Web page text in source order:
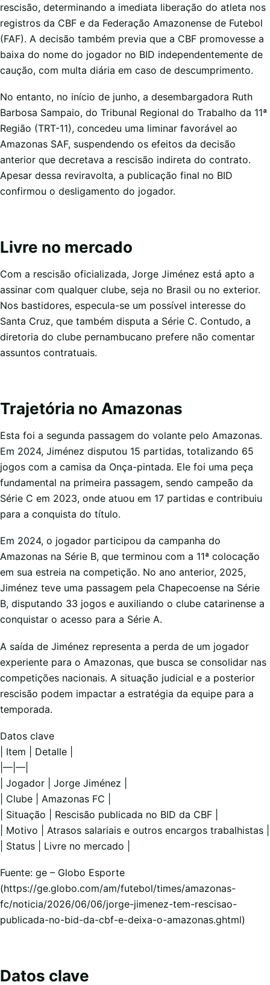
rescisão, determinando a imediata liberação do atleta nos
registros da CBF e da Federação Amazonense de Futebol
(FAF). A decisão também previa que a CBF promovesse a
baixa do nome do jogador no BID independentemente de
caução, com multa diária em caso de descumprimento.
No entanto, no início de junho, a desembargadora Ruth
Barbosa Sampaio, do Tribunal Regional do Trabalho da 11ª
Região (TRT-11), concedeu uma liminar favorável ao
Amazonas SAF, suspendendo os efeitos da decisão
anterior que decretava a rescisão indireta do contrato.
Apesar dessa reviravolta, a publicação final no BID
confirmou o desligamento do jogador.
Livre no mercado
Com a rescisão oficializada, Jorge Jiménez está apto a
assinar com qualquer clube, seja no Brasil ou no exterior.
Nos bastidores, especula-se um possível interesse do
Santa Cruz, que também disputa a Série C. Contudo, a
diretoria do clube pernambucano prefere não comentar
assuntos contratuais.
Trajetória no Amazonas
Esta foi a segunda passagem do volante pelo Amazonas.
Em 2024, Jiménez disputou 15 partidas, totalizando 65
jogos com a camisa da Onça-pintada. Ele foi uma peça
fundamental na primeira passagem, sendo campeão da
Série C em 2023, onde atuou em 17 partidas e contribuiu
para a conquista do título.
Em 2024, o jogador participou da campanha do
Amazonas na Série B, que terminou com a 11ª colocação
em sua estreia na competição. No ano anterior, 2025,
Jiménez teve uma passagem pela Chapecoense na Série
B, disputando 33 jogos e auxiliando o clube catarinense a
conquistar o acesso para a Série A.
A saída de Jiménez representa a perda de um jogador
experiente para o Amazonas, que busca se consolidar nas
competições nacionais. A situação judicial e a posterior
rescisão podem impactar a estratégia da equipe para a
temporada.
Datos clave
| Item | Detalle |
|—|—|
| Jogador | Jorge Jiménez |
| Clube | Amazonas FC |
| Situação | Rescisão publicada no BID da CBF |
| Motivo | Atrasos salariais e outros encargos trabalhistas |
| Status | Livre no mercado |
Fuente: ge – Globo Esporte
(https://ge.globo.com/am/futebol/times/amazonas-
fc/noticia/2026/06/06/jorge-jimenez-tem-rescisao-
publicada-no-bid-da-cbf-e-deixa-o-amazonas.ghtml)
Datos clave